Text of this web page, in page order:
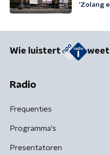
'Zolang
Wie luistert weet
Radio
Frequenties
Programma's
Presentatoren